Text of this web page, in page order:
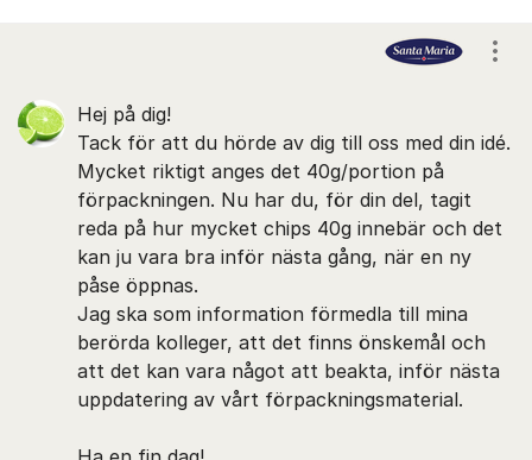
Hej på dig!
Tack för att du hörde av dig till oss med din idé.
Mycket riktigt anges det 40g/portion på
förpackningen. Nu har du, för din del, tagit
reda på hur mycket chips 40g innebär och det
kan ju vara bra inför nästa gång, när en ny
påse öppnas.
Jag ska som information förmedla till mina
berörda kolleger, att det finns önskemål och
att det kan vara något att beakta, inför nästa
uppdatering av vårt förpackningsmaterial.